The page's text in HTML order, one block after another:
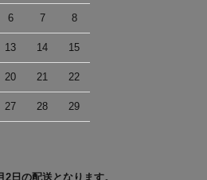
6 7 8
13 14 15
20 21 22
27 28 29
日の配送となります。